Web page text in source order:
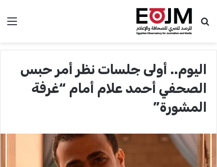
بحث عن
اليوم.. أولى جلسات نظر أمر حبس
الصحفي أحمد علام أمام “غرفة
المشورة”